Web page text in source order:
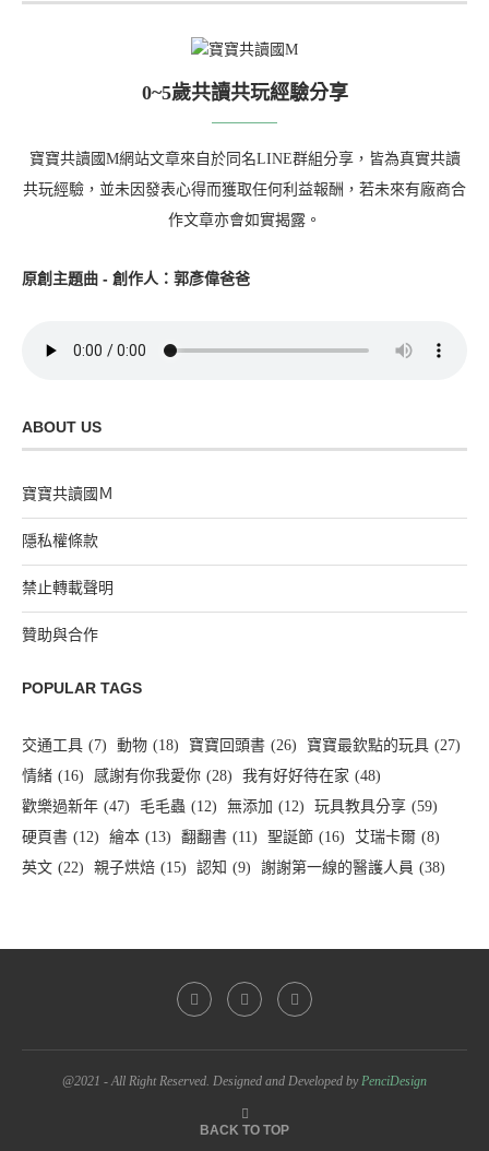
0~5歲共讀共玩經驗分享
寶寶共讀國M網站文章來自於同名LINE群組分享，皆為真實共讀
共玩經驗，並未因發表心得而獲取任何利益報酬，若未來有廠商合
作文章亦會如實揭露。
原創主題曲 - 創作人：郭彥偉爸爸
ABOUT US
寶寶共讀國Ｍ
隱私權條款
禁止轉載聲明
贊助與合作
POPULAR TAGS
交通工具 (7) 動物 (18) 寶寶回頭書 (26) 寶寶最欽點的玩具 (27)
情緒 (16) 感謝有你我愛你 (28) 我有好好待在家 (48)
歡樂過新年 (47) 毛毛蟲 (12) 無添加 (12) 玩具教具分享 (59)
硬頁書 (12) 繪本 (13) 翻翻書 (11) 聖誕節 (16) 艾瑞卡爾 (8)
英文 (22) 親子烘焙 (15) 認知 (9) 謝謝第一線的醫護人員 (38)
@2021 - All Right Reserved. Designed and Developed byPenciDesign
BACK TO TOP